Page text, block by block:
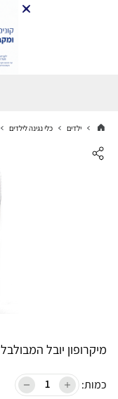
ילדים כלי נגינה לילדים
מיקרופון יובל המבולבל
כמות: